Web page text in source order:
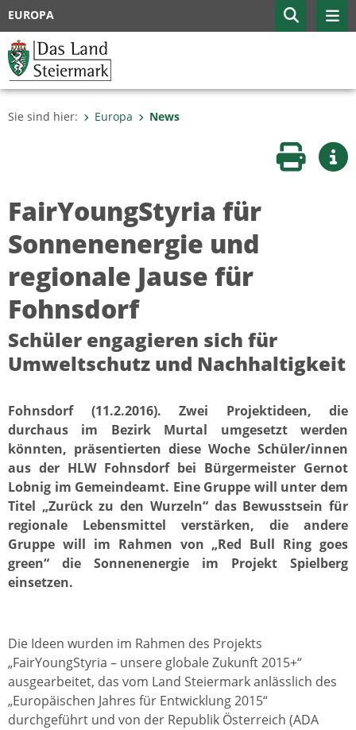
EUROPA
Sie sind hier: Europa News
Seite
FairYoungStyria für
Sonnenenergie und
regionale Jause für
Fohnsdorf
Schüler engagieren sich für
Umweltschutz und Nachhaltigkeit
Fohnsdorf (11.2.2016). Zwei Projektideen, die
durchaus im Bezirk Murtal umgesetzt werden
könnten, präsentierten diese Woche Schüler/innen
aus der HLW Fohnsdorf bei Bürgermeister Gernot
Lobnig im Gemeindeamt. Eine Gruppe will unter dem
Titel „Zurück zu den Wurzeln“ das Bewusstsein für
regionale Lebensmittel verstärken, die andere
Gruppe will im Rahmen von „Red Bull Ring goes
green“ die Sonnenenergie im Projekt Spielberg
einsetzen.
Die Ideen wurden im Rahmen des Projekts
„FairYoungStyria – unsere globale Zukunft 2015+“
ausgearbeitet, das vom Land Steiermark anlässlich des
„Europäischen Jahres für Entwicklung 2015“
durchgeführt und von der Republik Österreich (ADA